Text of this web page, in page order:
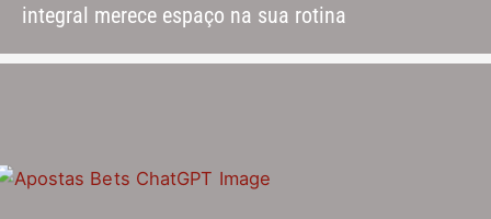
integral merece espaço na sua rotina